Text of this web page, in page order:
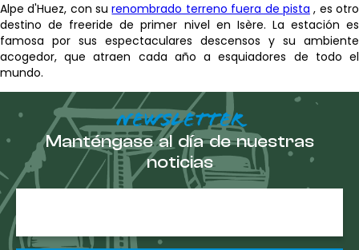
Alpe d'Huez, con surenombrado terreno fuera de pista , es otro
destino de freeride de primer nivel en Isère. La estación es
famosa por sus espectaculares descensos y su ambiente
acogedor, que atraen cada año a esquiadores de todo el
mundo.
NEWSLETTER
Manténgase al día de nuestras
noticias